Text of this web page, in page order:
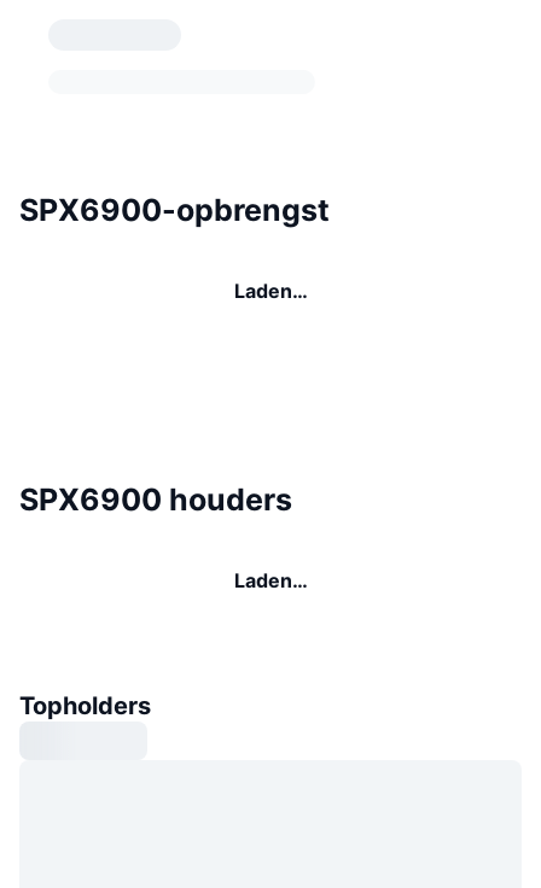
SPX6900-opbrengst
Laden…
SPX6900 houders
Laden…
Topholders